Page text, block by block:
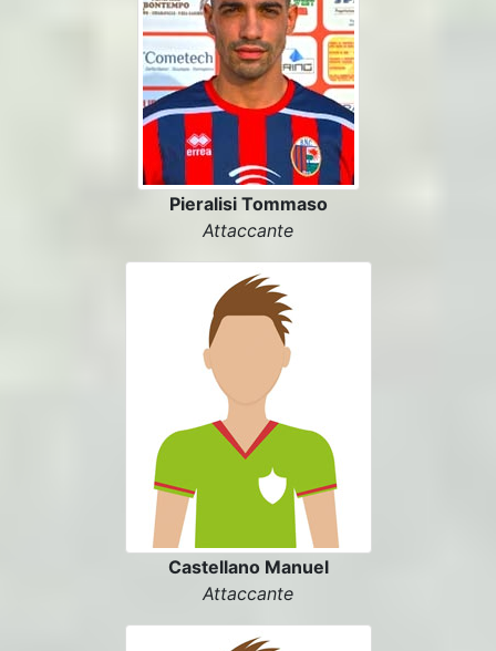
Pieralisi Tommaso
Attaccante
Castellano Manuel
Attaccante